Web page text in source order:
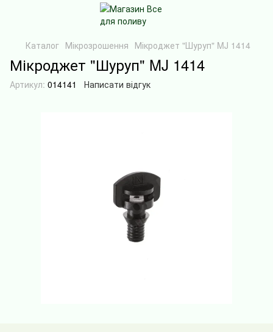
Каталог Мікрозрошення Мікроджет "Шуруп" MJ 1414
Мікроджет "Шуруп" MJ 1414
Артикул: 014141 Написати відгук